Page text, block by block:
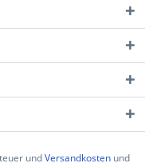
undVersandkostenund